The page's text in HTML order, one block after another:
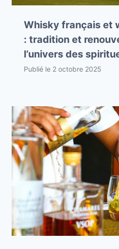
Whisky français et
: tradition et
l’univers des
Publié le 2 octobre 2025